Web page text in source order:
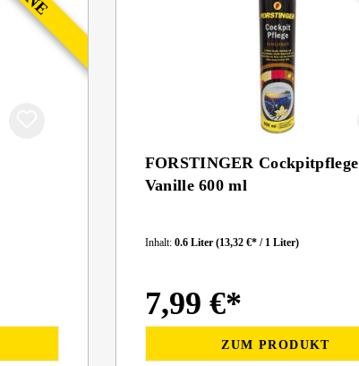
FORSTINGER Cockpitpflege
Vanille 600 ml
Inhalt: 0.6 Liter (13,32 €* / 1 Liter)
7,99 €*
ZUM PRODUKT